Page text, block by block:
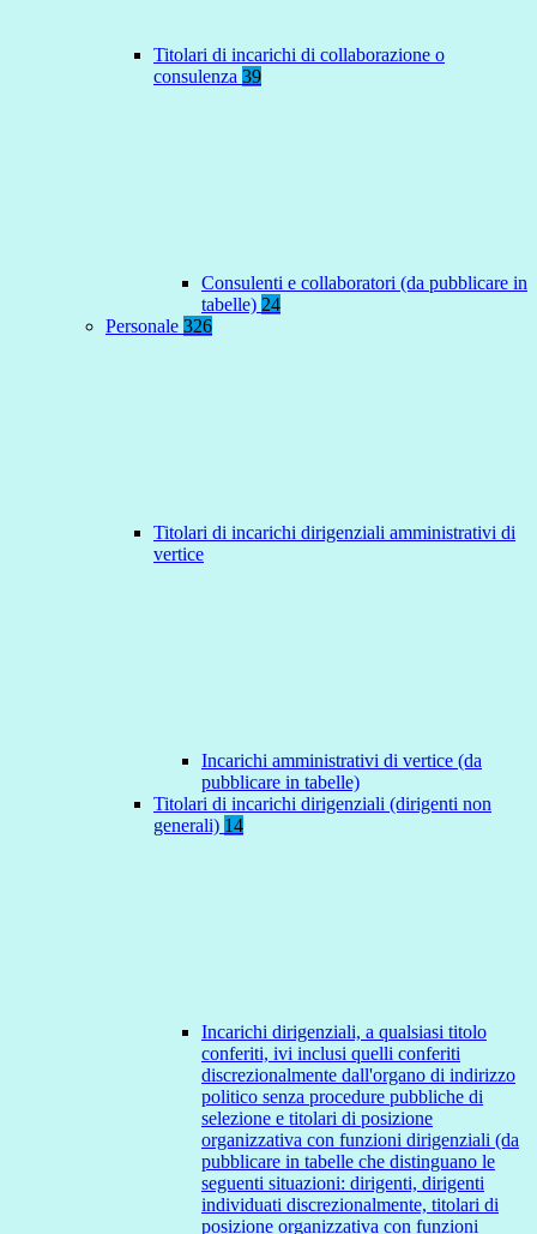
Titolari di incarichi di collaborazione o
consulenza 39
Consulenti e collaboratori (da pubblicare in
tabelle) 24
Personale 326
Titolari di incarichi dirigenziali amministrativi di
vertice
Incarichi amministrativi di vertice (da
pubblicare in tabelle)
Titolari di incarichi dirigenziali (dirigenti non
generali) 14
Incarichi dirigenziali, a qualsiasi titolo
conferiti, ivi inclusi quelli conferiti
discrezionalmente dall'organo di indirizzo
politico senza procedure pubbliche di
selezione e titolari di posizione
organizzativa con funzioni dirigenziali (da
pubblicare in tabelle che distinguano le
seguenti situazioni: dirigenti, dirigenti
individuati discrezionalmente, titolari di
posizione organizzativa con funzioni